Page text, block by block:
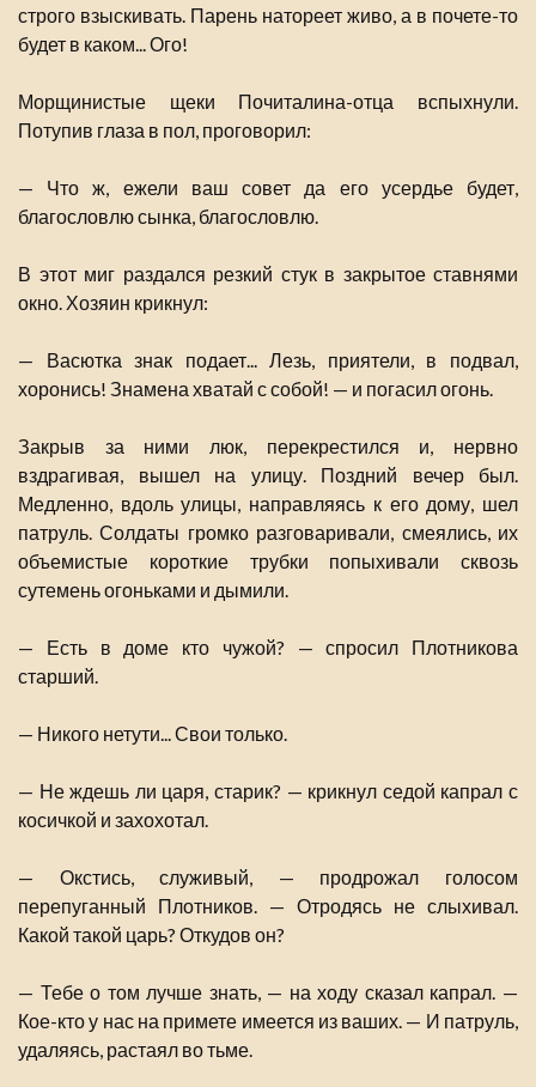
строго взыскивать. Парень натореет живо, а в почете-то
будет в каком... Ого!
Морщинистые щеки Почиталина-отца вспыхнули.
Потупив глаза в пол, проговорил:
— Что ж, ежели ваш совет да его усердье будет,
благословлю сынка, благословлю.
В этот миг раздался резкий стук в закрытое ставнями
окно. Хозяин крикнул:
— Васютка знак подает... Лезь, приятели, в подвал,
хоронись! Знамена хватай с собой! — и погасил огонь.
Закрыв за ними люк, перекрестился и, нервно
вздрагивая, вышел на улицу. Поздний вечер был.
Медленно, вдоль улицы, направляясь к его дому, шел
патруль. Солдаты громко разговаривали, смеялись, их
объемистые короткие трубки попыхивали сквозь
сутемень огоньками и дымили.
— Есть в доме кто чужой? — спросил Плотникова
старший.
— Никого нетути... Свои только.
— Не ждешь ли царя, старик? — крикнул седой капрал с
косичкой и захохотал.
— Окстись, служивый, — продрожал голосом
перепуганный Плотников. — Отродясь не слыхивал.
Какой такой царь? Откудов он?
— Тебе о том лучше знать, — на ходу сказал капрал. —
Кое-кто у нас на примете имеется из ваших. — И патруль,
удаляясь, растаял во тьме.